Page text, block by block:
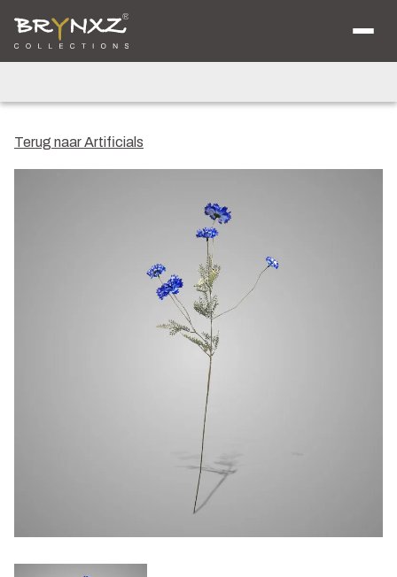
Over ons
Catalogus
Collecties
Ancient Clay
Verkooplocaties
Terug naar Artificials